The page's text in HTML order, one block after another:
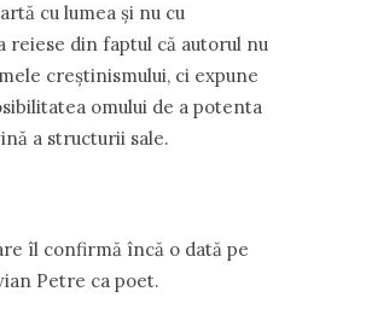
cu lumea şi nu cu
reiese din faptul că autorul nu
creştinismului, ci expune
omului de a potenta
a structurii sale.
îl confirmă încă o dată pe
Petre ca poet.